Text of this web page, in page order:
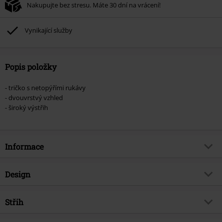
média, vstupenky, Rammstein, (Till) Lindemann, Böhse Onkelz, Broilers, Die
podpoříte nadaci.
Nakupujte bez stresu. Máte 30 dní na vrácení!
Vynikající služby
Popis položky
- tričko s netopýřími rukávy
- dvouvrstvý vzhled
- široký výstřih
Informace
Zboží č.
Brand
Design
Typ výrobku
Střih